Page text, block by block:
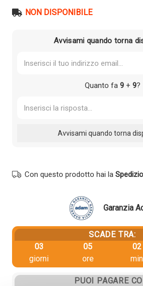
era:
NON DISPONIBILE
Avvisami quando torna
Quanto fa 9+ 9?
Con questo prodotto hai la
Garanzia
SCADE TRA:
03
giorni
05
ore
02
min
PUOI PAGARE